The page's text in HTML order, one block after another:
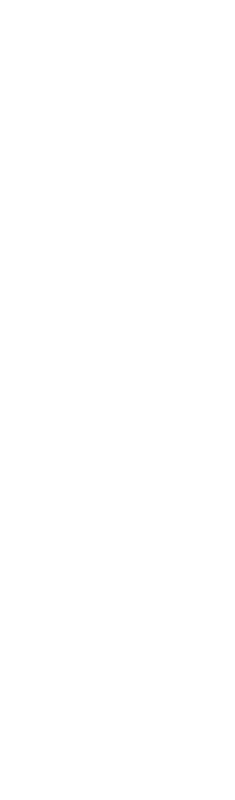
services numériques et
rue des Amandiers,
Nice Leader -